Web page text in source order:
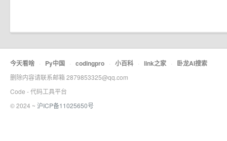
今天看啥 · Py中国 · codingpro · 小百科 · link之家 · 卧龙AI搜索
删除内容请联系邮箱 2879853325@qq.com
Code - 代码工具平台
© 2024 ~ 沪ICP备11025650号